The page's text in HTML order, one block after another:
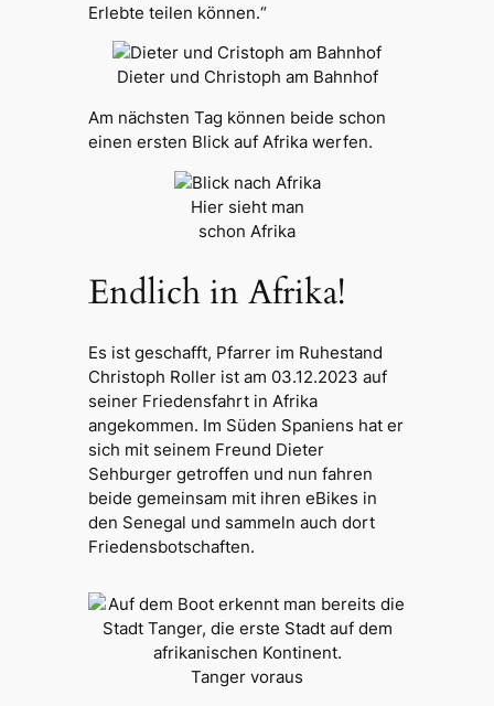
Erlebte teilen können.“
Dieter und Christoph am Bahnhof
Am nächsten Tag können beide schon
einen ersten Blick auf Afrika werfen.
Hier sieht man
schon Afrika
Endlich in Afrika!
Es ist geschafft, Pfarrer im Ruhestand
Christoph Roller ist am 03.12.2023 auf
seiner Friedensfahrt in Afrika
angekommen. Im Süden Spaniens hat er
sich mit seinem Freund Dieter
Sehburger getroffen und nun fahren
beide gemeinsam mit ihren eBikes in
den Senegal und sammeln auch dort
Friedensbotschaften.
Tanger voraus